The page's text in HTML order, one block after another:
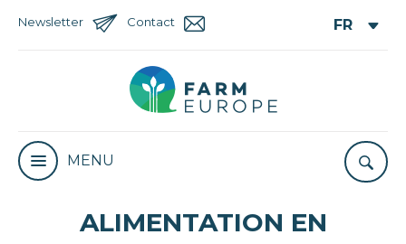
Newsletter Contact
MENU
ALIMENTATION EN